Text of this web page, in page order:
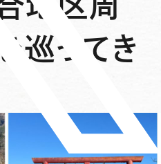
巡ってき